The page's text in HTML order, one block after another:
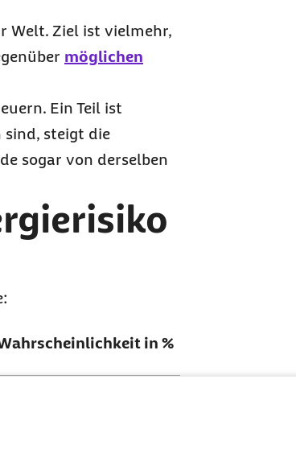
Welt. Ziel ist vielmehr,
möglichen
Ein Teil ist
sind, steigt die
sogar von derselben
in %